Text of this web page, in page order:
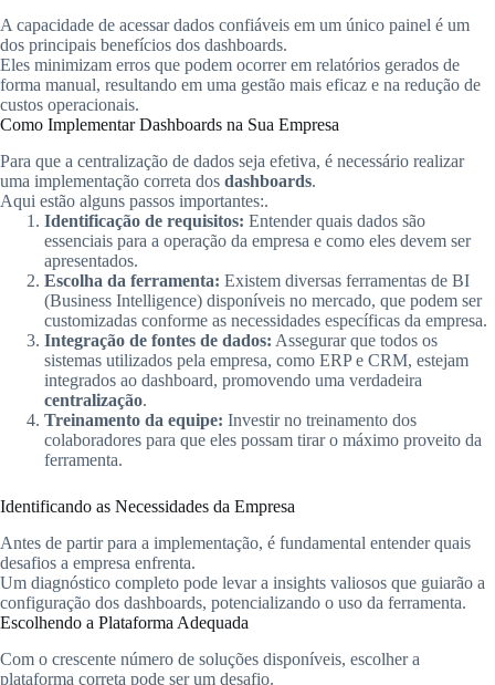
A capacidade de acessar dados confiáveis em um único painel é um
dos principais benefícios dos dashboards.
Eles minimizam erros que podem ocorrer em relatórios gerados de
forma manual, resultando em uma gestão mais eficaz e na redução de
custos operacionais.
Como Implementar Dashboards na Sua Empresa
Para que a centralização de dados seja efetiva, é necessário realizar
uma implementação correta dos dashboards.
Aqui estão alguns passos importantes:.
Identificação de requisitos: Entender quais dados são
essenciais para a operação da empresa e como eles devem ser
apresentados.
Escolha da ferramenta: Existem diversas ferramentas de BI
(Business Intelligence) disponíveis no mercado, que podem ser
customizadas conforme as necessidades específicas da empresa.
Integração de fontes de dados: Assegurar que todos os
sistemas utilizados pela empresa, como ERP e CRM, estejam
integrados ao dashboard, promovendo uma verdadeira
centralização.
Treinamento da equipe: Investir no treinamento dos
colaboradores para que eles possam tirar o máximo proveito da
ferramenta.
Identificando as Necessidades da Empresa
Antes de partir para a implementação, é fundamental entender quais
desafios a empresa enfrenta.
Um diagnóstico completo pode levar a insights valiosos que guiarão a
configuração dos dashboards, potencializando o uso da ferramenta.
Escolhendo a Plataforma Adequada
Com o crescente número de soluções disponíveis, escolher a
plataforma correta pode ser um desafio.